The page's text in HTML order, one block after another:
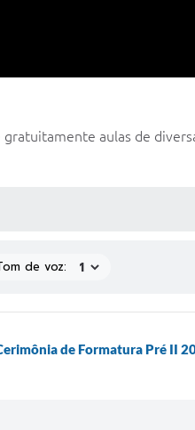
aulas de
de voz:
de Formatura Pré II